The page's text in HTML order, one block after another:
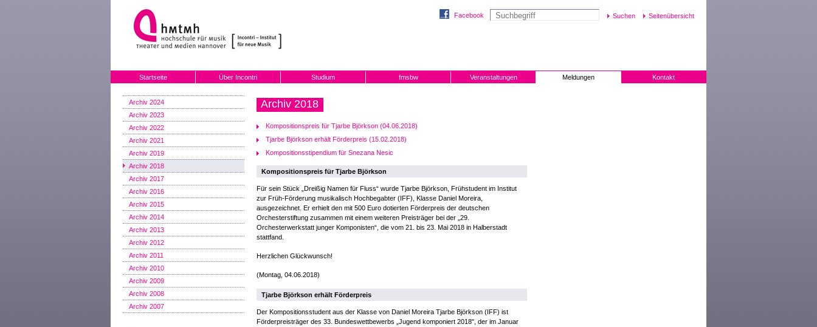
Facebook Seitenübersicht
Startseite Über Incontri Studium fmsbw Veranstaltungen Meldungen Kontakt
Archiv 2024
Archiv 2023
Archiv 2022
Archiv 2021
Archiv 2019
Archiv 2018
Archiv 2017
Archiv 2016
Archiv 2015
Archiv 2014
Archiv 2013
Archiv 2012
Archiv 2011
Archiv 2010
Archiv 2009
Archiv 2008
Archiv 2007
Archiv 2018
Kompositionspreis für Tjarbe Björkson (04.06.2018)
Tjarbe Björkson erhält Förderpreis (15.02.2018)
Kompositionsstipendium für Snezana Nesic
Kompositionspreis für Tjarbe Björkson
Für sein Stück „Dreißig Namen für Fluss“ wurde Tjarbe Björkson, Frühstudent im Institut
zur Früh-Förderung musikalisch Hochbegabter (IFF), Klasse Daniel Moreira,
ausgezeichnet. Er erhielt den mit 500 Euro dotierten Förderpreis der deutschen
Orchesterstiftung zusammen mit einem weiteren Preisträger bei der „29.
Orchesterwerkstatt junger Komponisten“, die vom 21. bis 23. Mai 2018 in Halberstadt
stattfand.
Herzlichen Glückwunsch!
(Montag, 04.06.2018)
Tjarbe Björkson erhält Förderpreis
Der Kompositionsstudent aus der Klasse von Daniel Moreira Tjarbe Björkson (IFF) ist
Förderpreisträger des 33. Bundeswettbewerbs „Jugend komponiert 2018", der im Januar